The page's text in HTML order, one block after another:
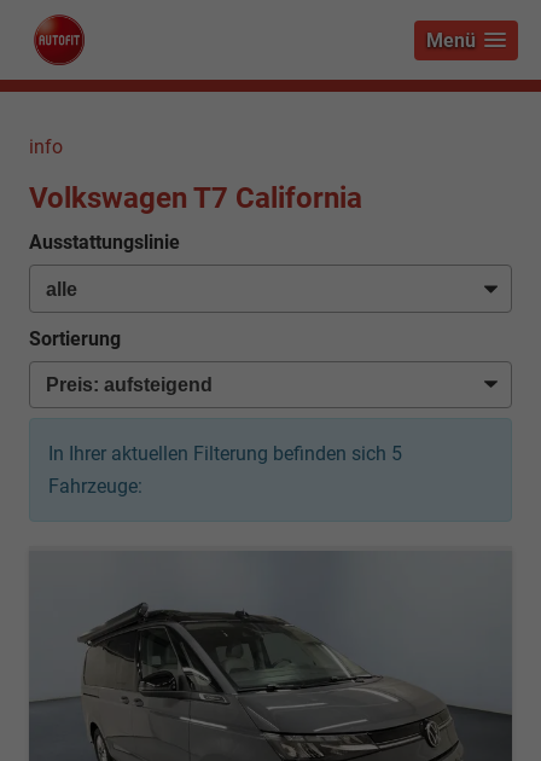
Menü
info
Volkswagen T7 California
Ausstattungslinie
Sortierung
In Ihrer aktuellen Filterung befinden sich 5
Fahrzeuge: